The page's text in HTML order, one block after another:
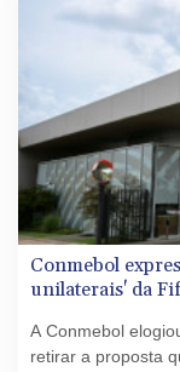
Conmebol
unilaterais' da
A Conmebol
retirar a proposta